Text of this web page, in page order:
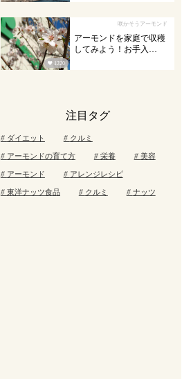
 1220
咲かそうアーモンド
アーモンドを家庭で収穫
してみよう！お手入…
注目タグ
ダイエット クルミ
アーモンドの育て方 栄養 美容
アーモンド アレンジレシピ
東洋ナッツ食品 クルミ ナッツ